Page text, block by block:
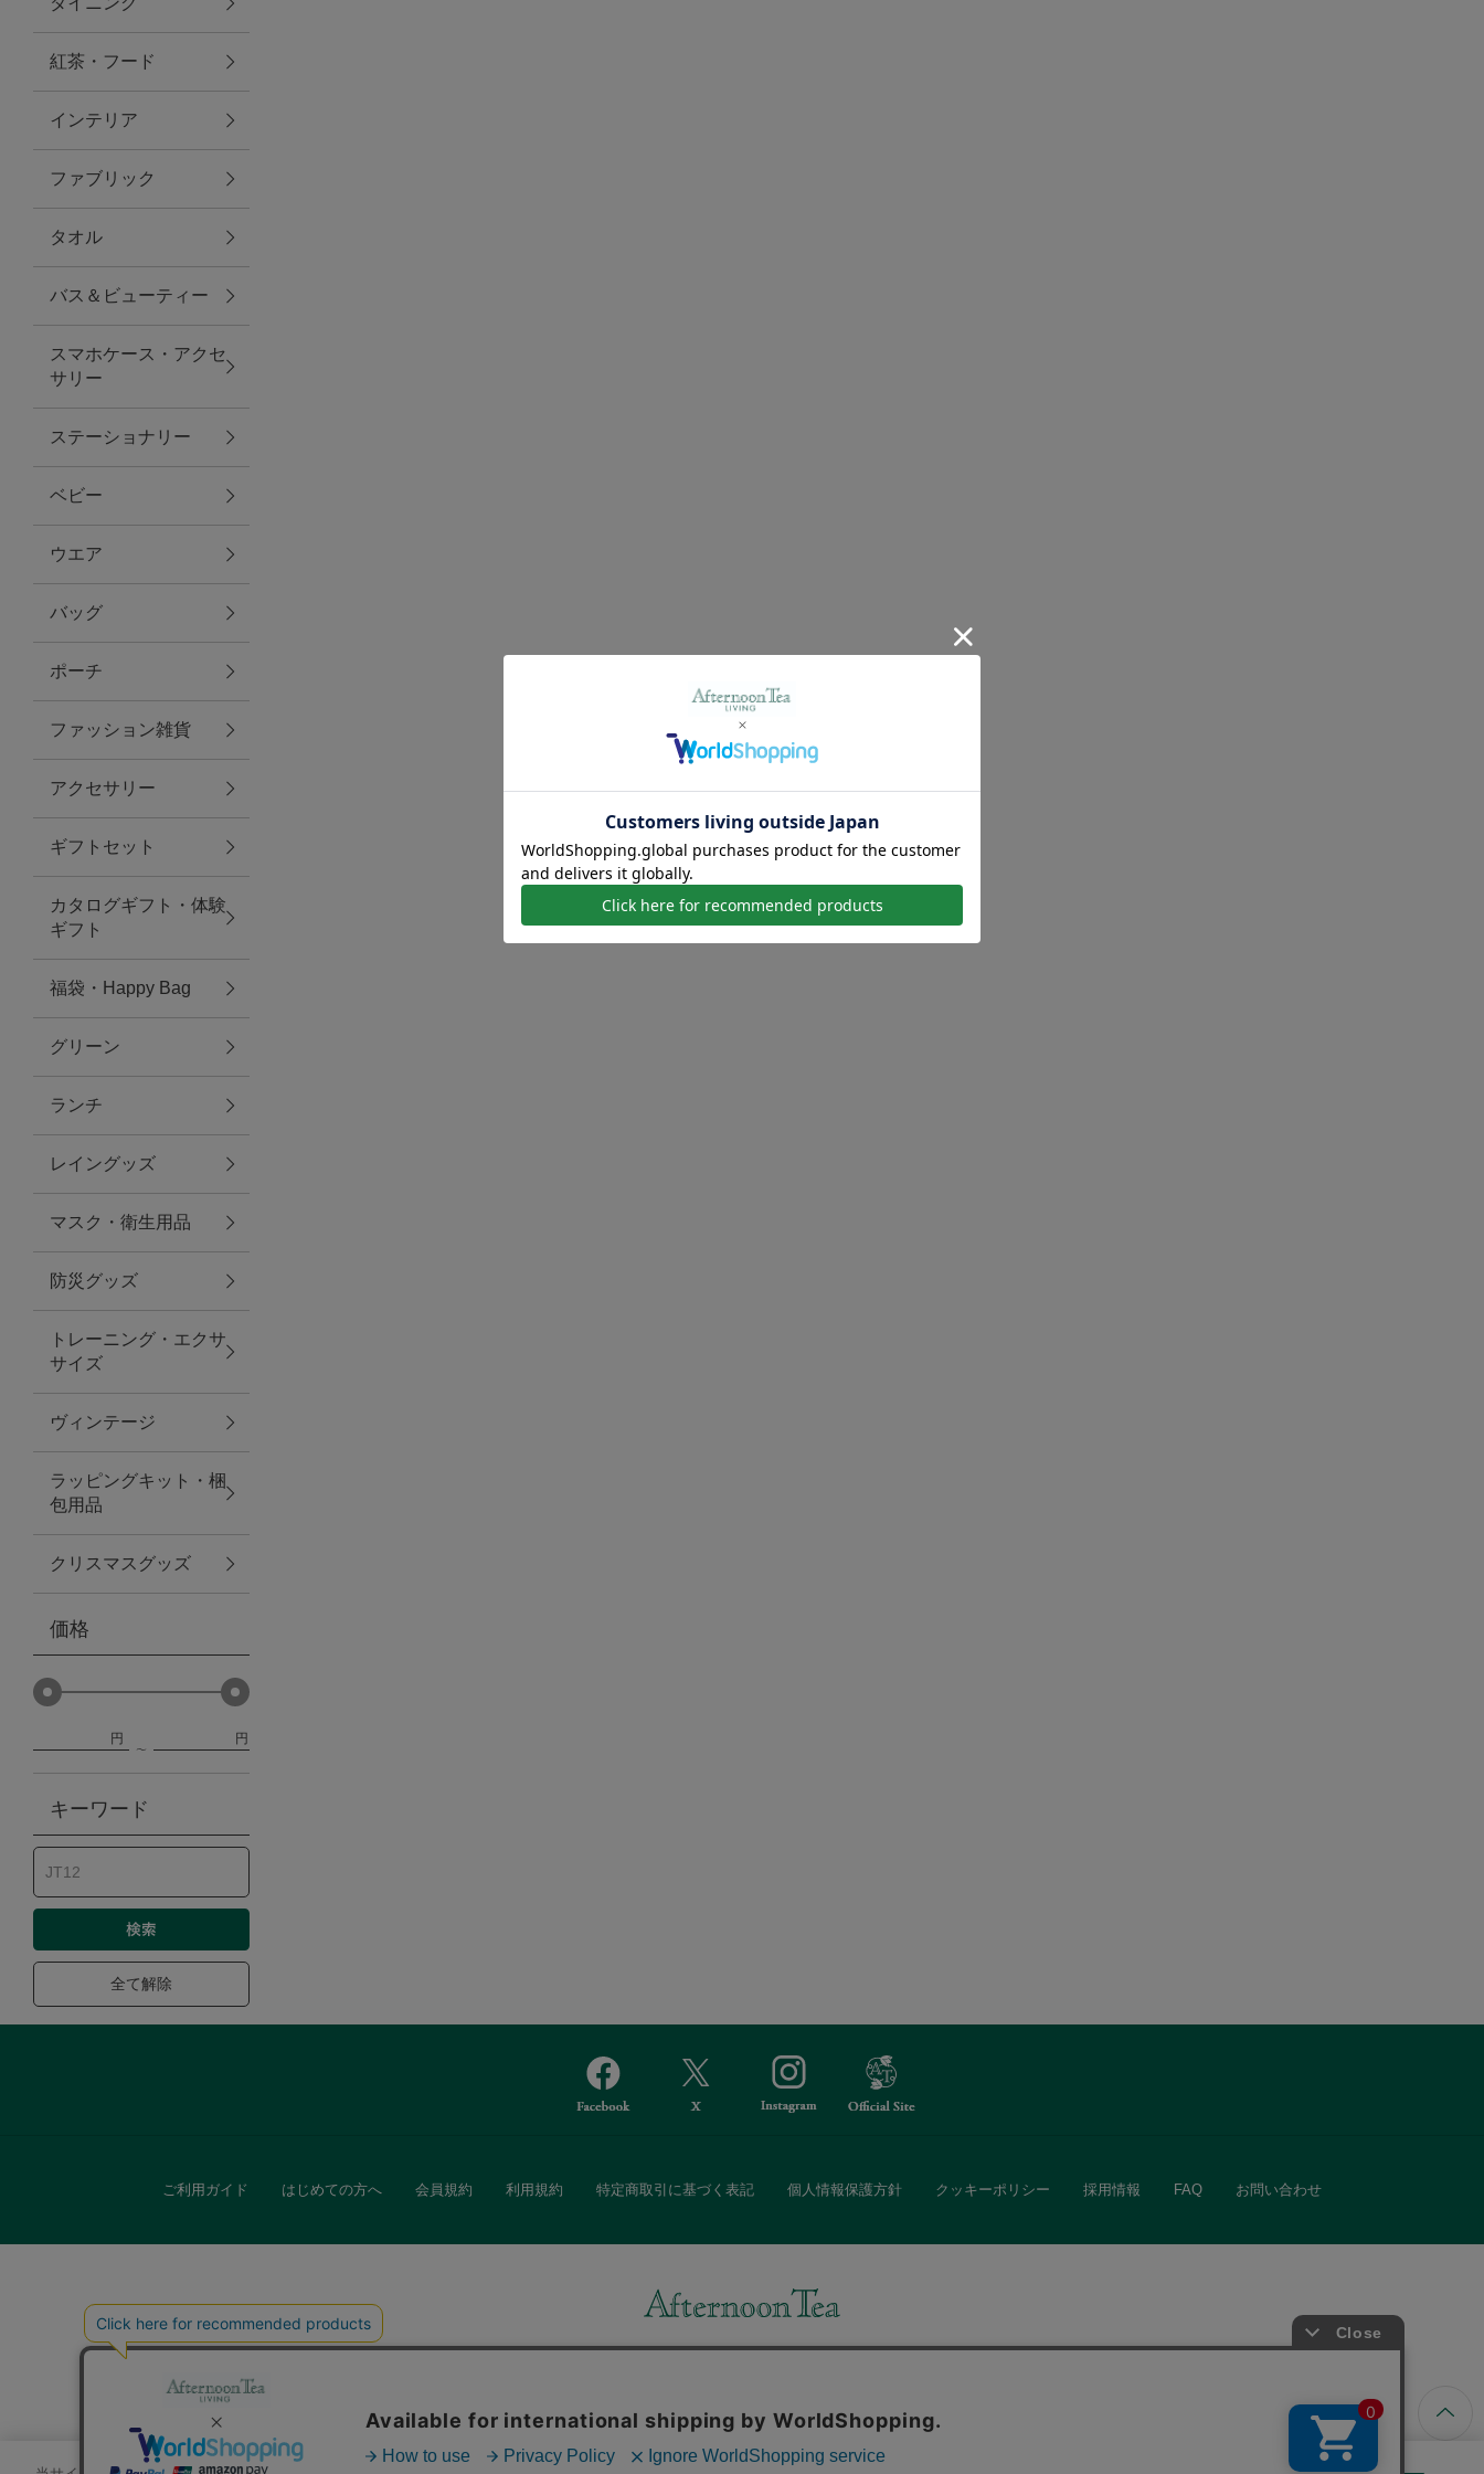
トラベルグッズ
ランチ
バッグ
キッチン・ダイニング
ダイニング
キッチン
ファブリック
グリーン
バス＆ビューティー
バス＆ビューティー
タオル
ウエア＆バッグ
ウエア
レイングッズ
アクセサリー
ファッション雑貨
ファッショングッズ
スマホケース・アクセサリー
ポーチ
ステーショナリー
その他
紅茶・フード
防災グッズ・非常食
トレーニング
ヴィンテージ
紅茶・フード
インテリア
ファブリック
タオル
バス＆ビューティー
スマホケース・アクセ
サリー
ステーショナリー
ベビー
ウエア
バッグ
ポーチ
ファッション雑貨
アクセサリー
ギフトセット
カタログギフト・体験
ギフト
福袋・Happy Bag
グリーン
ランチ
レイングッズ
マスク・衛生用品
防災グッズ
トレーニング・エクサ
サイズ
ヴィンテージ
ラッピングキット・梱
包用品
クリスマスグッズ
価格
円 円
キーワード
全て解除
ご利用ガイド はじめての方へ 会員規約 利用規約 特定商取引に基づく表記 個人情報保護方針 クッキーポリシー 採用情報 FAQ お問い合わせ
また、ギフトセットなどギフトにぴったりの豊富な商品がラインナップ。
「ソーシャルギフト」サービスもご提供しています。